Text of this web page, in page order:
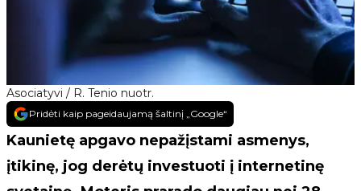
Asociatyvi / R. Tenio nuotr.
Pridėti kaip pageidaujamą šaltinį „Google“
Kaunietę apgavo nepažįstami asmenys,
įtikinę, jog derėtų investuoti į internetinę